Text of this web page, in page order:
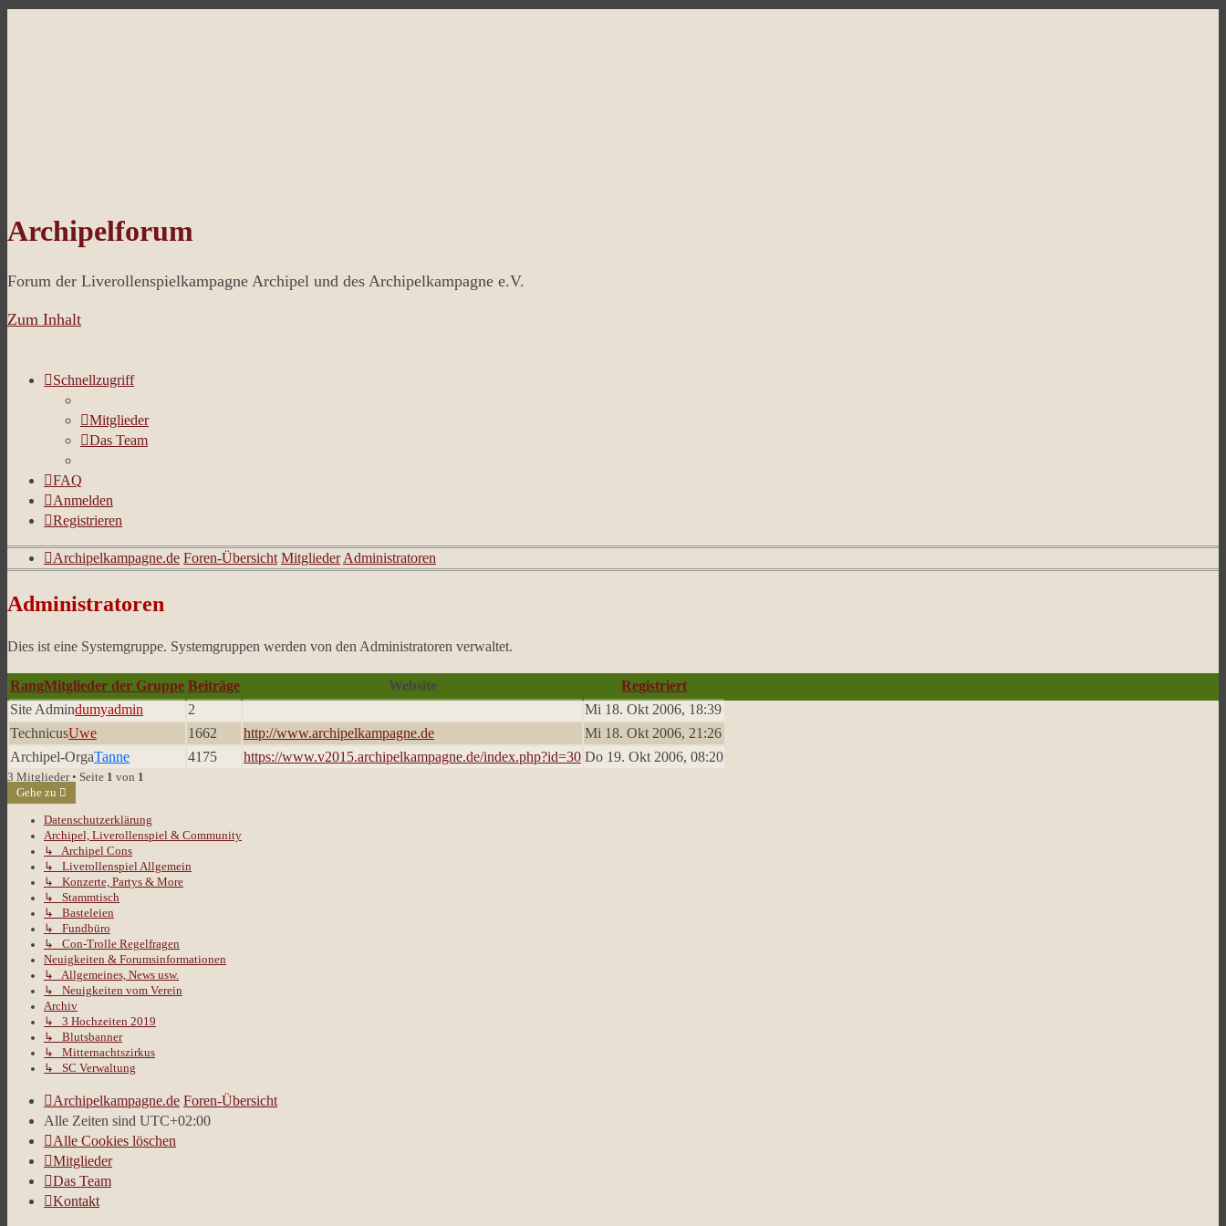
Archipelforum
Forum der Liverollenspielkampagne Archipel und des Archipelkampagne e.V.
Zum Inhalt
Schnellzugriff
Mitglieder
Das Team
FAQ
Anmelden
Registrieren
Archipelkampagne.de Foren-Übersicht Mitglieder Administratoren
Administratoren
Dies ist eine Systemgruppe. Systemgruppen werden von den Administratoren verwaltet.
RangMitglieder der Gruppe Beiträge Website
Registriert
Site Admindumyadmin 2
Mi 18. Okt 2006, 18:39
TechnicusUwe 1662 http://www.archipelkampagne.de
Mi 18. Okt 2006, 21:26
Archipel-OrgaTanne 4175 https://www.v2015.archipelkampagne.de/index.php?id=30 Do 19. Okt 2006, 08:20
3 Mitglieder • Seite 1 von 1
Gehe zu
Datenschutzerklärung
Archipel, Liverollenspiel & Community
↳ Archipel Cons
↳ Liverollenspiel Allgemein
↳ Konzerte, Partys & More
↳ Stammtisch
↳ Basteleien
↳ Fundbüro
↳ Con-Trolle Regelfragen
Neuigkeiten & Forumsinformationen
↳ Allgemeines, News usw.
↳ Neuigkeiten vom Verein
Archiv
↳ 3 Hochzeiten 2019
↳ Blutsbanner
↳ Mitternachtszirkus
↳ SC Verwaltung
Archipelkampagne.de Foren-Übersicht
Alle Zeiten sind UTC+02:00
Alle Cookies löschen
Mitglieder
Das Team
Kontakt